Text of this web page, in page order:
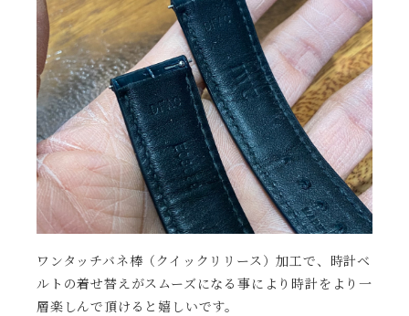
ワンタッチバネ棒（クイックリリース）加工で、時計ベ
ルトの着せ替えがスムーズになる事により時計をより一
層楽しんで頂けると嬉しいです。